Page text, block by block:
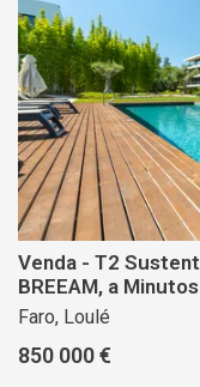
Venda - T2
BREEAM, a
Faro, Loulé
850 000 €